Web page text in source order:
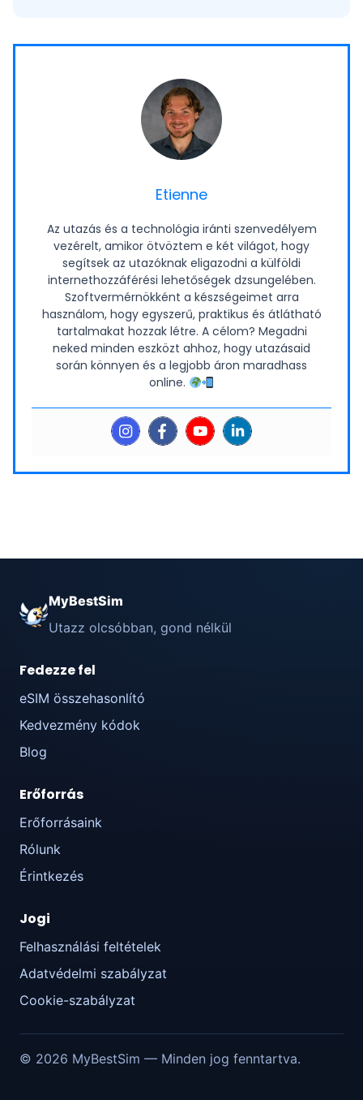
Etienne
Az utazás és a technológia iránti szenvedélyem
vezérelt, amikor ötvöztem e két világot, hogy
segítsek az utazóknak eligazodni a külföldi
internethozzáférési lehetőségek dzsungelében.
Szoftvermérnökként a készségeimet arra
használom, hogy egyszerű, praktikus és átlátható
tartalmakat hozzak létre. A célom? Megadni
neked minden eszközt ahhoz, hogy utazásaid
során könnyen és a legjobb áron maradhass
online.
MyBestSim
Utazz olcsóbban, gond nélkül
Fedezze fel
eSIM összehasonlító
Kedvezmény kódok
Blog
Erőforrás
Erőforrásaink
Rólunk
Érintkezés
Jogi
Felhasználási feltételek
Adatvédelmi szabályzat
Cookie-szabályzat
© 2026 MyBestSim — Minden jog fenntartva.